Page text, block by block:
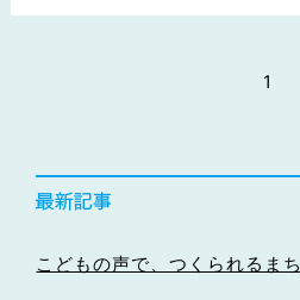
1
こどもの声で、つくられるまち